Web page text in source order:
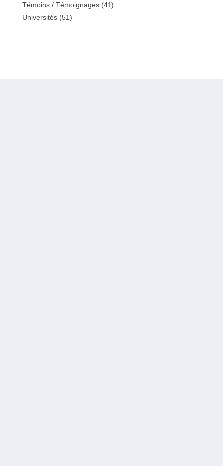
Témoins / Témoignages(41)
Universités(51)